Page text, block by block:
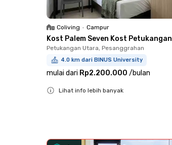
Coliving • Campur
Kost Palem Seven Kost Petukangan
Petukangan Utara, Pesanggrahan
4.0 km dari BINUS University
mulai dari Rp2.200.000 /bulan
Lihat info lebih banyak